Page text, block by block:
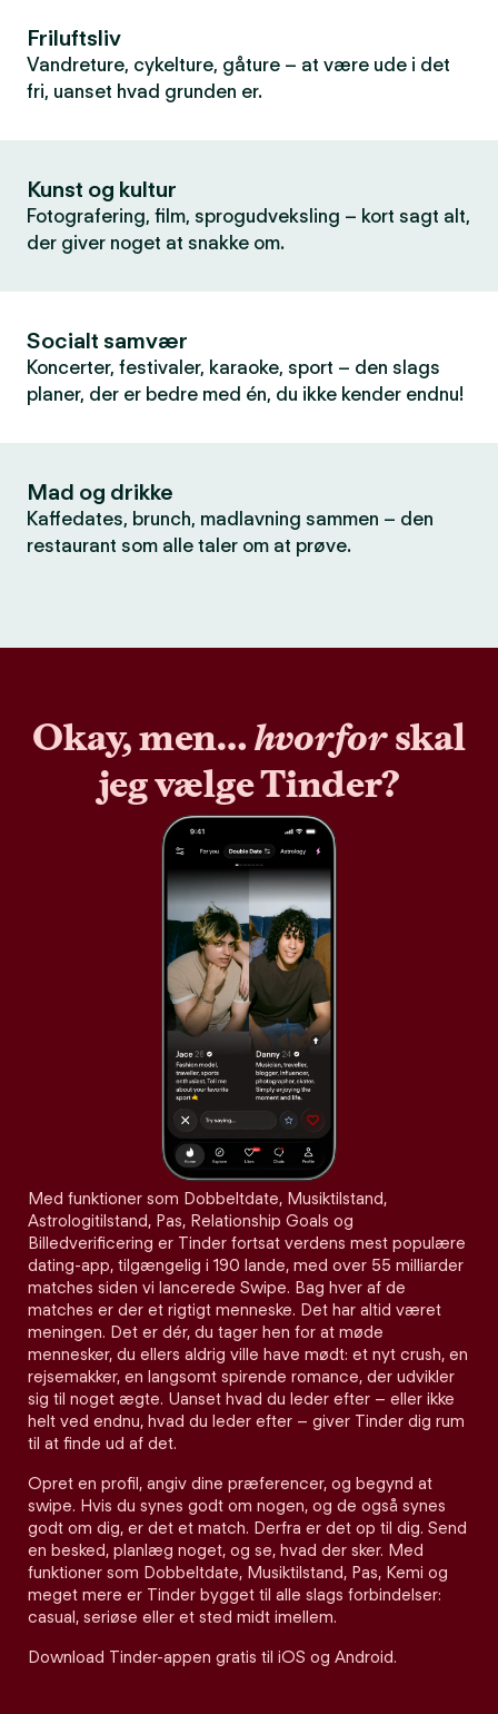
Friluftsliv
Vandreture, cykelture, gåture – at være ude i det
fri, uanset hvad grunden er.
Kunst og kultur
Fotografering, film, sprogudveksling – kort sagt alt,
der giver noget at snakke om.
Socialt samvær
Koncerter, festivaler, karaoke, sport – den slags
planer, der er bedre med én, du ikke kender endnu!
Mad og drikke
Kaffedates, brunch, madlavning sammen – den
restaurant som alle taler om at prøve.
Okay, men…hvorforskal
jeg vælge Tinder?
Med funktioner som Dobbeltdate, Musiktilstand,
Astrologitilstand, Pas, Relationship Goals og
Billedverificering er Tinder fortsat verdens mest populære
dating-app, tilgængelig i 190 lande, med over 55 milliarder
matches siden vi lancerede Swipe. Bag hver af de
matches er der et rigtigt menneske. Det har altid været
meningen. Det er dér, du tager hen for at møde
mennesker, du ellers aldrig ville have mødt: et nyt crush, en
rejsemakker, en langsomt spirende romance, der udvikler
sig til noget ægte. Uanset hvad du leder efter – eller ikke
helt ved endnu, hvad du leder efter – giver Tinder dig rum
til at finde ud af det.
Opret en profil, angiv dine præferencer, og begynd at
swipe. Hvis du synes godt om nogen, og de også synes
godt om dig, er det et match. Derfra er det op til dig. Send
en besked, planlæg noget, og se, hvad der sker. Med
funktioner som Dobbeltdate, Musiktilstand, Pas, Kemi og
meget mere er Tinder bygget til alle slags forbindelser:
casual, seriøse eller et sted midt imellem.
Download Tinder-appen gratis til iOS og Android.